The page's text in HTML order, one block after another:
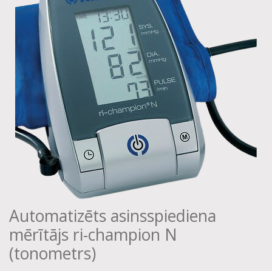
Automatizēts asinsspiediena
mērītājs ri-champion N
(tonometrs)